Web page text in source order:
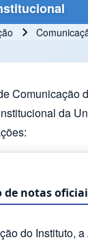
Comunicação
da
de notas
do Instituto,